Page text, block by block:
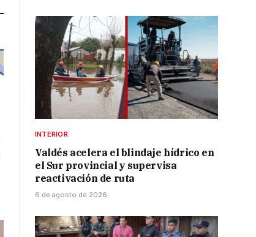
INTERIOR
Valdés acelera el blindaje hídrico en
el Sur provincial y supervisa
reactivación de ruta
6 de agosto de 2026